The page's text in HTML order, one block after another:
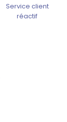
Service client
réactif